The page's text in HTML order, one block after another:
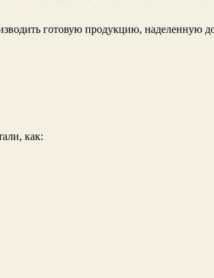
готовую продукцию, наделенную
как: